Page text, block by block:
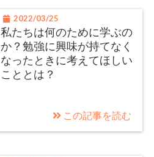
2022/03/25
私たちは何のために学ぶの
か？勉強に興味が持てなく
なったときに考えてほしい
こととは？
この記事を読む